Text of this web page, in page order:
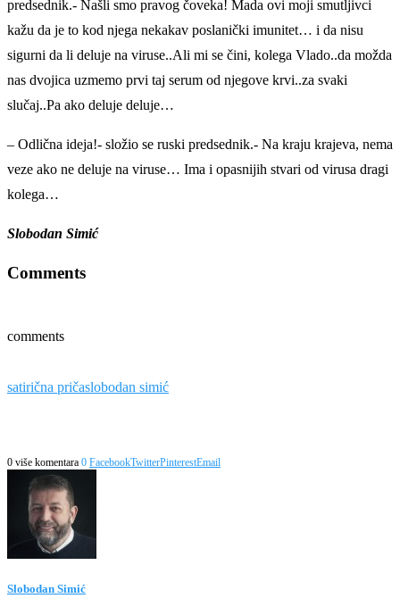
predsednik.- Našli smo pravog čoveka! Mada ovi moji smutljivci
kažu da je to kod njega nekakav poslanički imunitet… i da nisu
sigurni da li deluje na viruse..Ali mi se čini, kolega Vlado..da možda
nas dvojica uzmemo prvi taj serum od njegove krvi..za svaki
slučaj..Pa ako deluje deluje…
– Odlična ideja!- složio se ruski predsednik.- Na kraju krajeva, nema
veze ako ne deluje na viruse… Ima i opasnijih stvari od virusa dragi
kolega…
Slobodan Simić
Comments
comments
satirična pričaslobodan simić
0 više komentara 0 FacebookTwitterPinterestEmail
Slobodan Simić